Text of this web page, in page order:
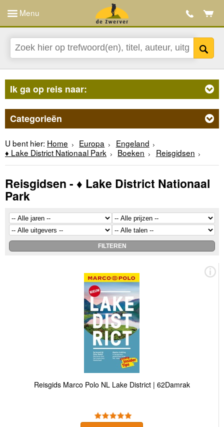
Menu
Ik ga op reis naar:
Categorieën
U bent hier: Home Europa
Engeland
♦ Lake District Nationaal Park
Boeken Reisgidsen
Reisgidsen - ♦ Lake District Nationaal
Park
Reisgids Marco Polo NL Lake District | 62Damrak